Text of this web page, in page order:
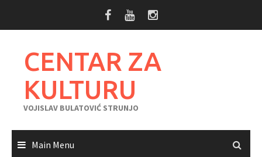
CENTAR ZA
KULTURU
VOJISLAV BULATOVIĆ STRUNJO
Main Menu